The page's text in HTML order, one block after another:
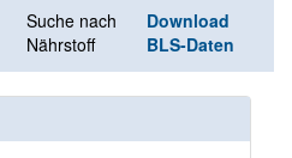
Suche nach
Nährstoff
Download
BLS-Daten